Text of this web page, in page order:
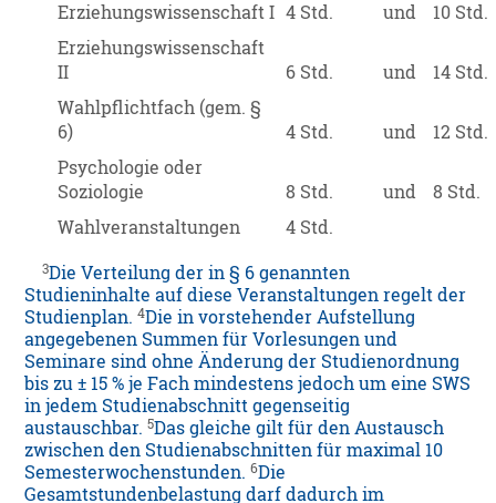
Erziehungswissenschaft I 4 Std. und
10 Std.
Erziehungswissenschaft
II
6 Std. und
14 Std.
Wahlpflichtfach (gem. §
6)
4 Std. und
12 Std.
Psychologie oder
Soziologie
8 Std. und
8 Std.
Wahlveranstaltungen
4 Std.
3Die Verteilung der in § 6 genannten
Studieninhalte auf diese Veranstaltungen regelt der
Studienplan.4Die in vorstehender Aufstellung
angegebenen Summen für Vorlesungen und
Seminare sind ohne Änderung der Studienordnung
bis zu ± 15 % je Fach mindestens jedoch um eine SWS
in jedem Studienabschnitt gegenseitig
austauschbar.5Das gleiche gilt für den Austausch
zwischen den Studienabschnitten für maximal 10
Semesterwochenstunden.6Die
Gesamtstundenbelastung darf dadurch im